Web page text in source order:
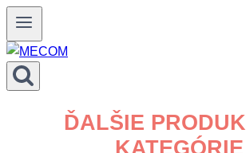
Prejsť
obsah
ĎALŠIE
KATEGÓRIE